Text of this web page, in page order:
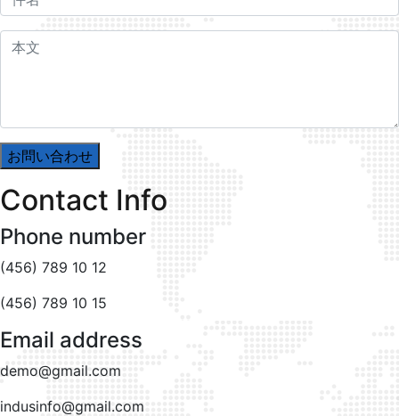
Contact Info
Phone number
(456) 789 10 12
(456) 789 10 15
Email address
demo@gmail.com
indusinfo@gmail.com